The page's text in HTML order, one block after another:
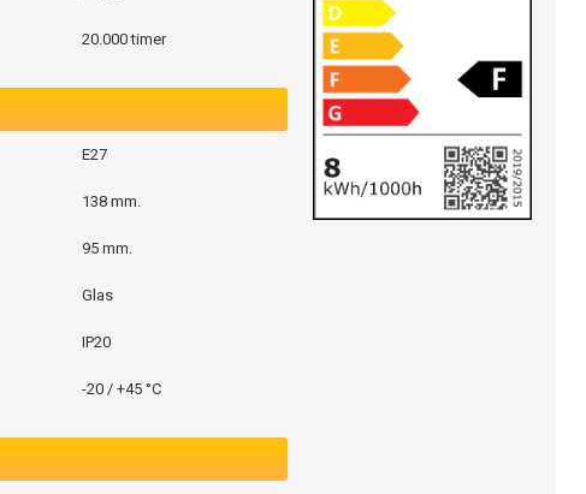
20.000 timer
E27
138 mm.
95 mm.
Glas
IP20
-20 / +45 °C